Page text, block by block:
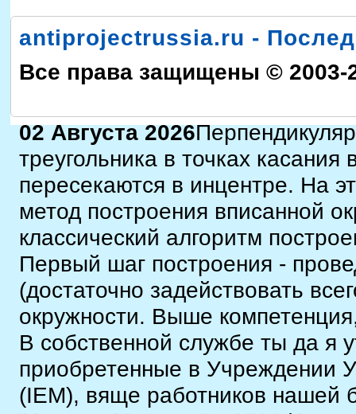
antiprojectrussia.ru -
Все права защищены © 2003-
02 Августа 2026
треугольника в точках
пересекаются в инцентре. На
метод построения вписанной
классический алгоритм
Первый шаг построения -
(достаточно задействовать
окружности. Выше
В собственной службе ты да я
приобретенные в Учреждении
(IEM), вяще работников нашей